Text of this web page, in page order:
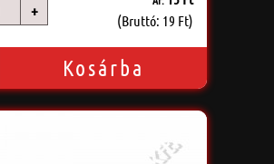
+
(Bruttó: 19 Ft)
Kosárba